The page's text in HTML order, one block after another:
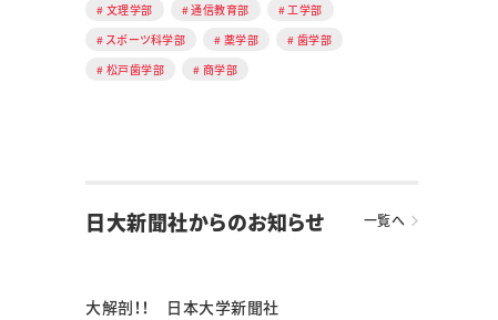
文理学部
通信教育部
工学部
スポーツ科学部
薬学部
歯学部
松戸歯学部
商学部
日大新聞社からのお知らせ 一覧へ
大解剖！！ 日本大学新聞社